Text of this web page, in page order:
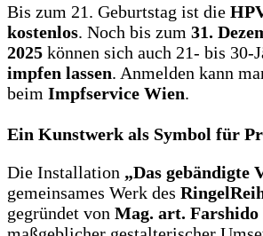
Bis zum 21. Geburtstag ist die
kostenlos. Noch bis zum 31.
2025 können sich auch 21- bis 30-
impfen lassen. Anmelden kann
beim Impfservice Wien.
Ein Kunstwerk als Symbol für
Die Installation „Das gebändigte
gemeinsames Werk des
gegründet von Mag. art.